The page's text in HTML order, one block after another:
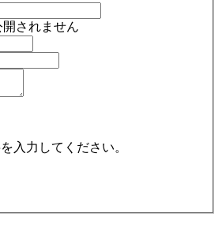
されません
入力してください。